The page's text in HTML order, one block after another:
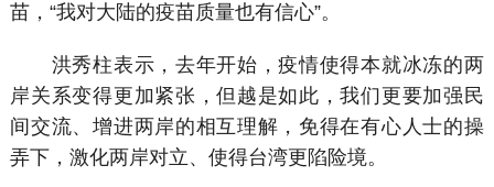
苗，“我对大陆的疫苗质量也有信心”。
洪秀柱表示，去年开始，疫情使得本就冰冻的两
岸关系变得更加紧张，但越是如此，我们更要加强民
间交流、增进两岸的相互理解，免得在有心人士的操
弄下，激化两岸对立、使得台湾更陷险境。